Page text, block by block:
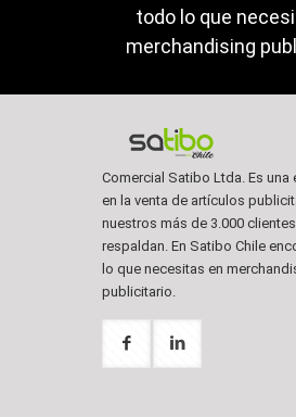
todo lo que
merchandising
Comercial Satibo Ltda. Es una
en la venta de artículos
nuestros más de 3.000
respaldan. En Satibo Chile
lo que necesitas en
publicitario.